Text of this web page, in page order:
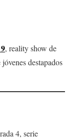
, reality show de
destapados
4, serie